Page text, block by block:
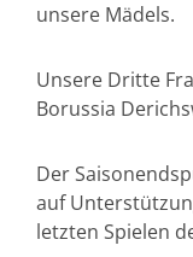
unsere Mädels.
Unsere Dritte
Borussia
Der
auf
letzten Spielen